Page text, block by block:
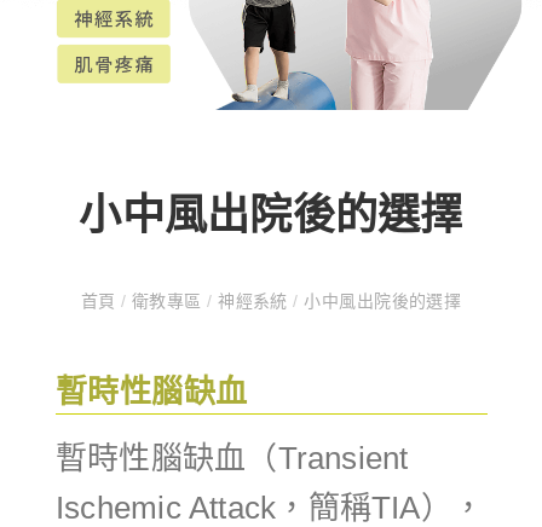
小中風出院後的選擇
首頁/ 衛教專區/ 神經系統/ 小中風出院後的選擇
暫時性腦缺血
暫時性腦缺血（Transient
Ischemic Attack，簡稱TIA），